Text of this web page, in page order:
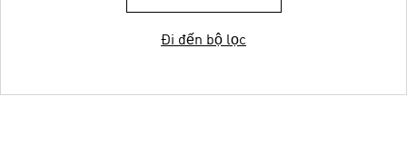
Đi đến bộ lọc